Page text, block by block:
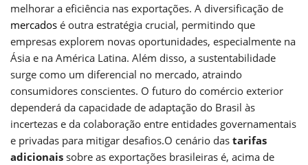
melhorar a eficiência nas exportações. A diversificação de
mercados é outra estratégia crucial, permitindo que
empresas explorem novas oportunidades, especialmente na
Ásia e na América Latina. Além disso, a sustentabilidade
surge como um diferencial no mercado, atraindo
consumidores conscientes. O futuro do comércio exterior
dependerá da capacidade de adaptação do Brasil às
incertezas e da colaboração entre entidades governamentais
e privadas para mitigar desafios.O cenário das tarifas
adicionais sobre as exportações brasileiras é, acima de